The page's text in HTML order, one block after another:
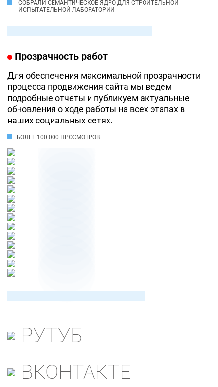
СОБРАЛИ СЕМАНТИЧЕСКОЕ ЯДРО ДЛЯ СТРОИТЕЛЬНОЙ
ИСПЫТАТЕЛЬНОЙ ЛАБОРАТОРИИ
Прозрачность работ
Для обеспечения максимальной прозрачности
процесса продвижения сайта мы ведем
подробные отчеты и публикуем актуальные
обновления о ходе работы на всех этапах в
наших социальных сетях.
БОЛЕЕ 100 000 ПРОСМОТРОВ
РУТУБ
ВКОНТАКТЕ